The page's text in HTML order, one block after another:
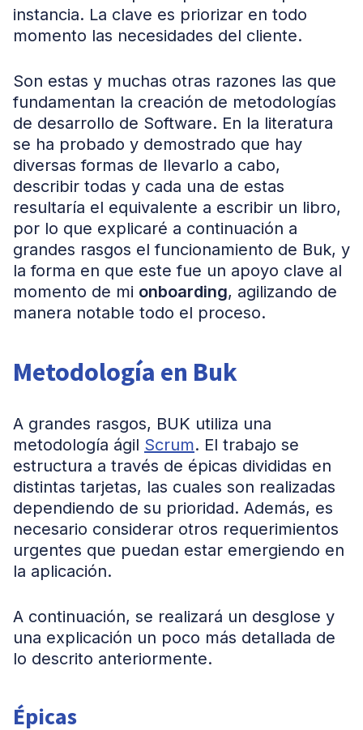
instancia. La clave es priorizar en todo
momento las necesidades del cliente.
Son estas y muchas otras razones las que
fundamentan la creación de metodologías
de desarrollo de Software. En la literatura
se ha probado y demostrado que hay
diversas formas de llevarlo a cabo,
describir todas y cada una de estas
resultaría el equivalente a escribir un libro,
por lo que explicaré a continuación a
grandes rasgos el funcionamiento de Buk, y
la forma en que este fue un apoyo clave al
momento de mi onboarding, agilizando de
manera notable todo el proceso.
Metodología en Buk
A grandes rasgos, BUK utiliza una
metodología ágil Scrum. El trabajo se
estructura a través de épicas divididas en
distintas tarjetas, las cuales son realizadas
dependiendo de su prioridad. Además, es
necesario considerar otros requerimientos
urgentes que puedan estar emergiendo en
la aplicación.
A continuación, se realizará un desglose y
una explicación un poco más detallada de
lo descrito anteriormente.
Épicas